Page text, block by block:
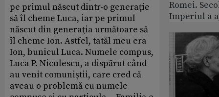
pe primul născut dintr-o generaţie
să îl cheme Luca, iar pe primul
născut din generaţia următoare să
îl cheme Ion. Astfel, tatăl meu era
Ion, bunicul Luca. Numele compus,
Luca P. Niculescu, a dispărut când
au venit comuniştii, care cred că
aveau o problemă cu numele
Romei.
Imperiul a